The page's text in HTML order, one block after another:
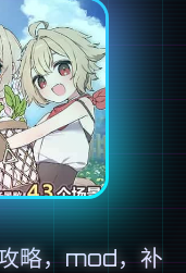
略，mod，补